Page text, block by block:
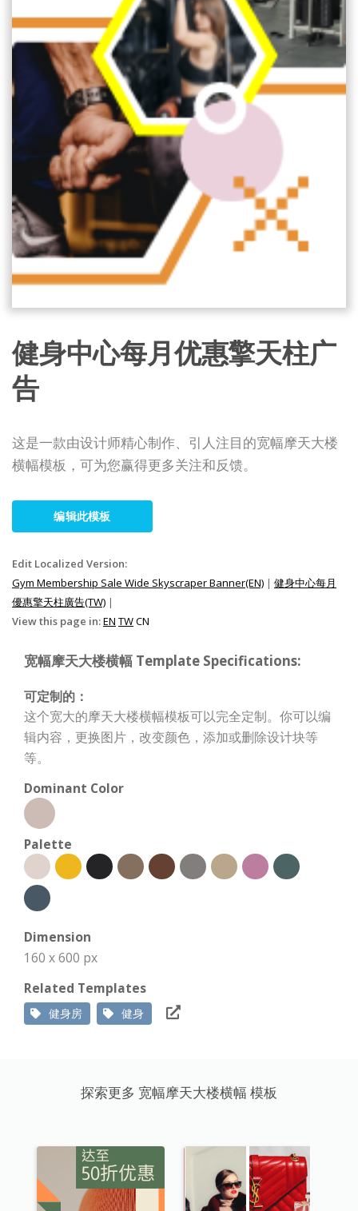
健身中心每月优惠擎天柱广
告
这是一款由设计师精心制作、引人注目的宽幅摩天大楼
横幅模板，可为您赢得更多关注和反馈。
编辑此模板
Edit Localized Version:
Gym Membership Sale Wide Skyscraper Banner(EN) | 健身中心每月
優惠擎天柱廣告(TW) |
View this page in:EN TWCN
宽幅摩天大楼横幅 Template Specifications:
可定制的：
这个宽大的摩天大楼横幅模板可以完全定制。你可以编
辑内容，更换图片，改变颜色，添加或删除设计块等
等。
Dominant Color
Palette
Dimension
160 x 600 px
Related Templates
健身房 健身
探索更多 宽幅摩天大楼横幅 模板